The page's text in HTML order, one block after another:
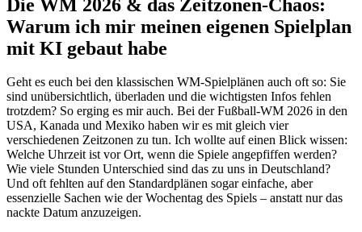
Die WM 2026 & das Zeitzonen-Chaos:
Warum ich mir meinen eigenen Spielplan
mit KI gebaut habe
Geht es euch bei den klassischen WM-Spielplänen auch oft so: Sie
sind unübersichtlich, überladen und die wichtigsten Infos fehlen
trotzdem? So erging es mir auch. Bei der Fußball-WM 2026 in den
USA, Kanada und Mexiko haben wir es mit gleich vier
verschiedenen Zeitzonen zu tun. Ich wollte auf einen Blick wissen:
Welche Uhrzeit ist vor Ort, wenn die Spiele angepfiffen werden?
Wie viele Stunden Unterschied sind das zu uns in Deutschland?
Und oft fehlten auf den Standardplänen sogar einfache, aber
essenzielle Sachen wie der Wochentag des Spiels – anstatt nur das
nackte Datum anzuzeigen.